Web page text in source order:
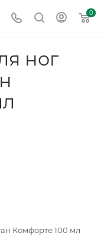
0
ног
Комфорте 100 мл